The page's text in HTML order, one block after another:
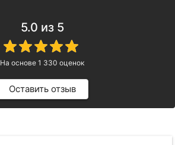
5.0 из 5
На основе 1 330 оценок
Оставить отзыв